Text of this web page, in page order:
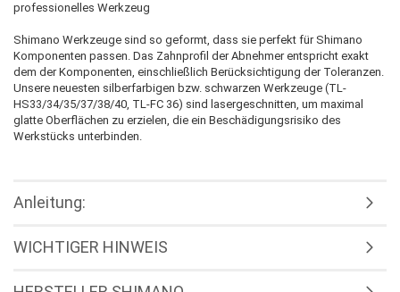
professionelles Werkzeug
Shimano Werkzeuge sind so geformt, dass sie perfekt für Shimano
Komponenten passen. Das Zahnprofil der Abnehmer entspricht exakt
dem der Komponenten, einschließlich Berücksichtigung der Toleranzen.
Unsere neuesten silberfarbigen bzw. schwarzen Werkzeuge (TL-
HS33/34/35/37/38/40, TL-FC 36) sind lasergeschnitten, um maximal
glatte Oberflächen zu erzielen, die ein Beschädigungsrisiko des
Werkstücks unterbinden.
Anleitung:
WICHTIGER HINWEIS